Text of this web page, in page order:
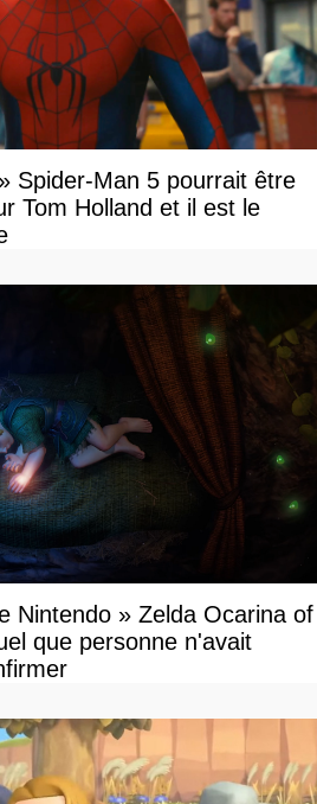
Spider-Man 5 pourrait être
Holland et il est le
Nintendo » Zelda Ocarina of
que personne n'avait